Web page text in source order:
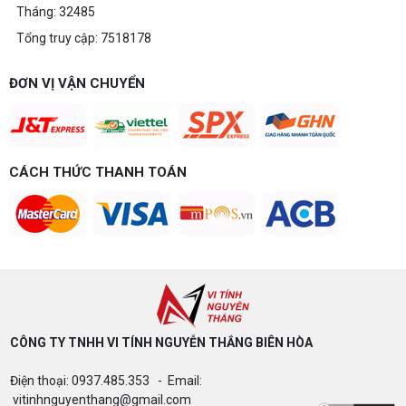
Build PC gaming 20 triệu: Chiến game,
chơi game của bạn.
Build PC gaming 15 triệu chơi được
Build PC gaming 15 triệu chơi được game gì? Vi
dễ nâng cấp CPU/VGA sau này, tư vấn miễn phí
theo đúng ngân sách.
Build PC gaming theo ngân sách từ 10-40 triệu:
cách phân bổ CPU, GPU, RAM hợp lý, chọn
Intel/AMD và tránh sai tương thích. Tư vấn miễn
phí tại Vi tính Nguyễn Thắng.
GIGABYTE & INTEL CORE ULTRA 200S
PLUS – NHẬN VOUCHER ĐẾN 800K
Tháng: 32485
Tổng truy cập: 7518178
ĐƠN VỊ VẬN CHUYỂN
CÁCH THỨC THANH TOÁN
CÔNG TY TNHH VI TÍNH NGUYỄN THẮNG BIÊN HÒA​
Điện thoại: 0937.485.353 - Email:
vitinhnguyenthang@gmail.com